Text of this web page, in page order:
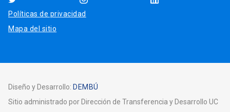
Políticas de privacidad
Mapa del sitio
Diseño y Desarrollo: DEMBÚ
Sitio administrado por Dirección de Transferencia y Desarrollo UC